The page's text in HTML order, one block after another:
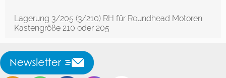
Lagerung 3/205 (3/210) RH für Roundhead Motoren
Kastengröße 210 oder 205